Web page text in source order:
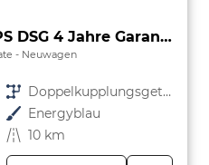
Selection 1.5 TSI 150 PS DSG 4 Jahre Garantie-Keyless Start-AppleCarPlay-AndroidAuto-Sunset-Tempomat-2-Zonen-Klima-16''Alu
Neuwagen
Getriebe
Doppelkupplungsgetriebe (DSG)
Außenfarbe Energyblau
Kilometerstand 10 km